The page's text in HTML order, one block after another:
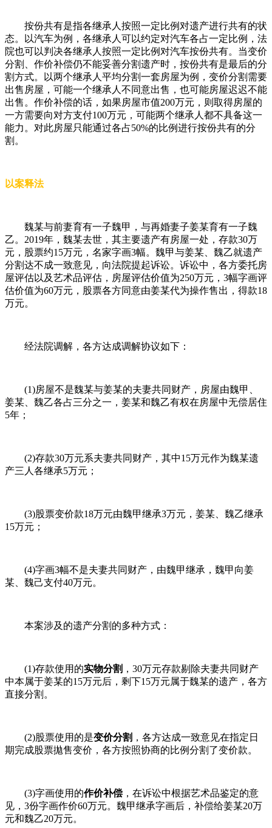
按份共有是指各继承人按照一定比例对遗产进行共有的状
态。以汽车为例，各继承人可以约定对汽车各占一定比例，法
院也可以判决各继承人按照一定比例对汽车按份共有。当变价
分割、作价补偿仍不能妥善分割遗产时，按份共有是最后的分
割方式。以两个继承人平均分割一套房屋为例，变价分割需要
出售房屋，可能一个继承人不同意出售，也可能房屋迟迟不能
出售。作价补偿的话，如果房屋市值200万元，则取得房屋的
一方需要向对方支付100万元，可能两个继承人都不具备这一
能力。对此房屋只能通过各占50%的比例进行按份共有的分
割。
以案释法
魏某与前妻育有一子魏甲，与再婚妻子姜某育有一子魏
乙。2019年，魏某去世，其主要遗产有房屋一处，存款30万
元，股票约15万元，名家字画3幅。魏甲与姜某、魏乙就遗产
分割达不成一致意见，向法院提起诉讼。诉讼中，各方委托房
屋评估以及艺术品评估，房屋评估价值为250万元，3幅字画评
估价值为60万元，股票各方同意由姜某代为操作售出，得款18
万元。
经法院调解，各方达成调解协议如下：
(1)房屋不是魏某与姜某的夫妻共同财产，房屋由魏甲、
姜某、魏乙各占三分之一，姜某和魏乙有权在房屋中无偿居住
5年；
(2)存款30万元系夫妻共同财产，其中15万元作为魏某遗
产三人各继承5万元；
(3)股票变价款18万元由魏甲继承3万元，姜某、魏乙继承
15万元；
(4)字画3幅不是夫妻共同财产，由魏甲继承，魏甲向姜
某、魏己支付40万元。
本案涉及的遗产分割的多种方式：
(1)存款使用的实物分割 ，30万元存款剔除夫妻共同财产
中本属于姜某的15万元后，剩下15万元属于魏某的遗产，各方
直接分割。
(2)股票使用的是变价分割 ，各方达成一致意见在指定日
期完成股票拋售变价，各方按照协商的比例分割了变价款。
(3)字画使用的作价补偿 ，在诉讼中根据艺术品鉴定的意
见，3份字画作价60万元。魏甲继承字画后，补偿给姜某20万
元和魏乙20万元。